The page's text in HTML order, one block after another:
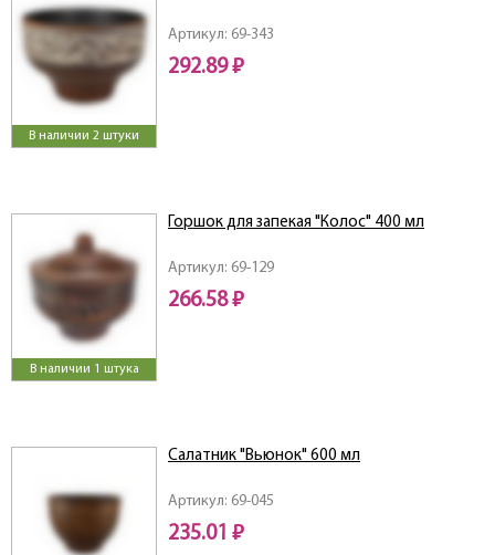
В наличии 2 штуки
Артикул: 69-343
292.89 ₽
В наличии 1 штука
Артикул: 69-129
Горшок для запекая "Колос" 400 мл
266.58 ₽
Артикул: 69-045
Салатник "Вьюнок" 600 мл
235.01 ₽